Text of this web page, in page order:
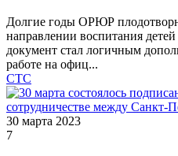
Долгие годы ОРЮР
направлении воспитания
документ стал логичным
работе на офиц...
СТС
30 марта 2023
7